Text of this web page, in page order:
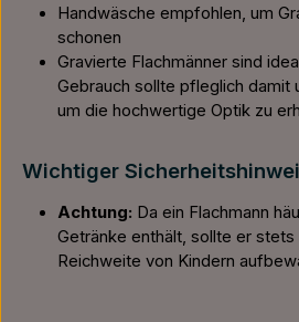
Handwäsche empfohlen, um
schonen
Gravierte Flachmänner sind
Gebrauch sollte pfleglich damit
um die hochwertige Optik zu
Wichtiger
Achtung: Da ein Flachmann
Getränke enthält, sollte er
Reichweite von Kindern